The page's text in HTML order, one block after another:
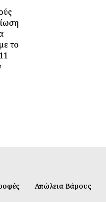
το
Απώλεια Βάρους